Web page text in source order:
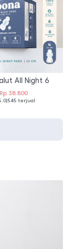
All Night 6
Rp 38.800
|545 terjual